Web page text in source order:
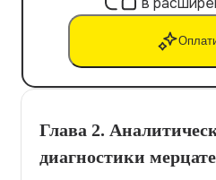
Глава 2.
диагностики